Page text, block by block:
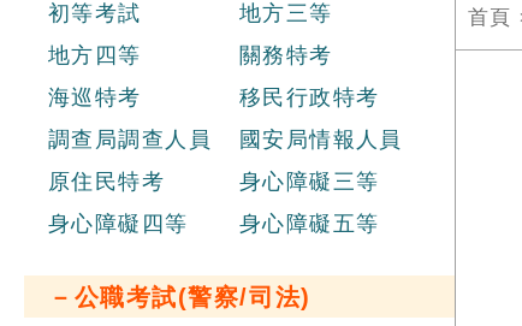
初等考試
地方三等
地方四等
關務特考
海巡特考
移民行政特考
調查局調查人員
國安局情報人員
原住民特考
身心障礙三等
身心障礙四等
身心障礙五等
－公職考試(警察/司法)
首頁